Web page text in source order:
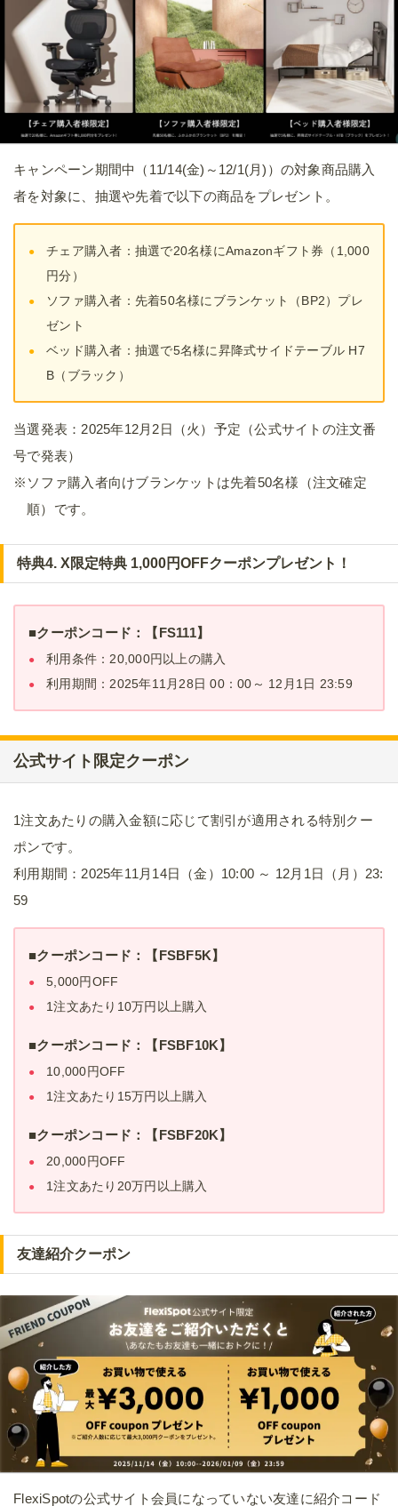
キャンペーン期間中（11/14(金)～12/1(月)）の対象商品購入
者を対象に、抽選や先着で以下の商品をプレゼント。
チェア購入者：抽選で20名様にAmazonギフト券（1,000
円分）
ソファ購入者：先着50名様にブランケット（BP2）プレ
ゼント
ベッド購入者：抽選で5名様に昇降式サイドテーブル H7
B（ブラック）
当選発表：2025年12月2日（火）予定（公式サイトの注文番
号で発表）
※ソファ購入者向けブランケットは先着50名様（注文確定
順）です。
特典4. X限定特典 1,000円OFFクーポンプレゼント！
■クーポンコード：【FS111】
利用条件：20,000円以上の購入
利用期間：2025年11月28日 00：00～ 12月1日 23:59
公式サイト限定クーポン
1注文あたりの購入金額に応じて割引が適用される特別クー
ポンです。
利用期間：2025年11月14日（金）10:00 ～ 12月1日（月）23:
59
■クーポンコード：【FSBF5K】
5,000円OFF
1注文あたり10万円以上購入
■クーポンコード：【FSBF10K】
10,000円OFF
1注文あたり15万円以上購入
■クーポンコード：【FSBF20K】
20,000円OFF
1注文あたり20万円以上購入
友達紹介クーポン
FlexiSpotの公式サイト会員になっていない友達に紹介コード